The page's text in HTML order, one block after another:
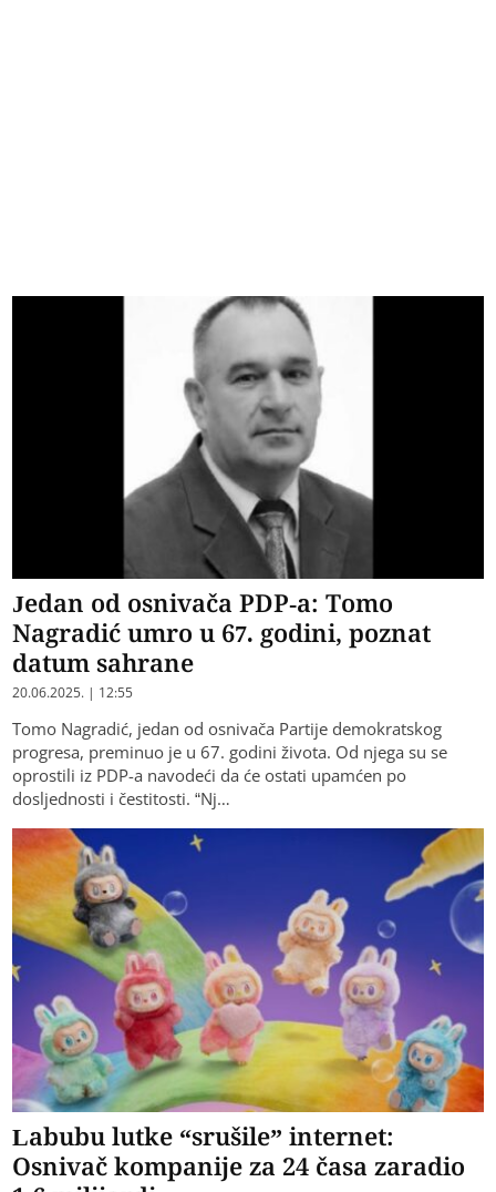
Jedan od osnivača PDP-a: Tomo
Nagradić umro u 67. godini, poznat
datum sahrane
20.06.2025. | 12:55
Tomo Nagradić, jedan od osnivača Partije demokratskog
progresa, preminuo je u 67. godini života. Od njega su se
oprostili iz PDP-a navodeći da će ostati upamćen po
dosljednosti i čestitosti. “Nj…
Labubu lutke “srušile” internet:
Osnivač kompanije za 24 časa zaradio